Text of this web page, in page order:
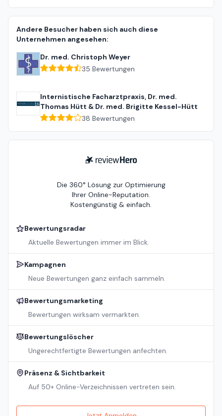
Andere Besucher haben sich auch diese
Unternehmen angesehen:
Dr. med. Christoph Weyer
35 Bewertungen
Internistische Facharztpraxis, Dr. med.
Thomas Hütt & Dr. med. Brigitte Kessel-Hütt
38 Bewertungen
ReviewHero
Die 360° Lösung zur Optimierung
Ihrer Online-Reputation.
Kostengünstig & einfach.
Bewertungsradar
Aktuelle Bewertungen immer im Blick.
Kampagnen
Neue Bewertungen ganz einfach sammeln.
Bewertungsmarketing
Bewertungen wirksam vermarkten.
Bewertungslöscher
Ungerechtfertigte Bewertungen anfechten.
Präsenz & Sichtbarkeit
Auf 50+ Online-Verzeichnissen vertreten sein.